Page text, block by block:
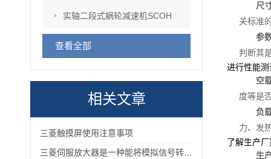
实轴二段式蜗轮减速机SCOH
查看全部
相关文章
三菱触摸屏使用注意事项
尺
关标准
参
判断其
进行性能测
空
度等是
负
力、发
了解生产
生